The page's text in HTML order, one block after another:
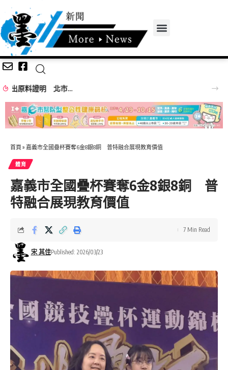
生活韌性就是社會韌性 海委會親子日結合演習進行
首頁 » 嘉義市全國疊杯賽奪6金8銀8銅 普特融合展現教育價值
體育
嘉義市全國疊杯賽奪6金8銀8銅 普
特融合展現教育價值
宋 其佳Published: 2026/03/23
7 Min Read